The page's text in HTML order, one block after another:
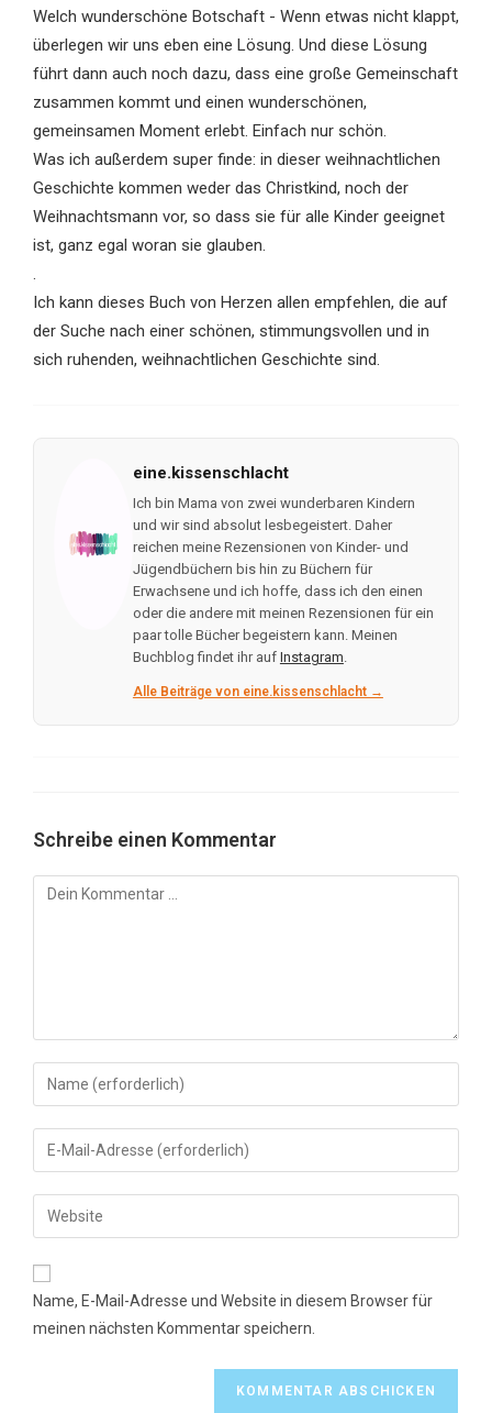
Welch wunderschöne Botschaft - Wenn etwas nicht klappt,
überlegen wir uns eben eine Lösung. Und diese Lösung
führt dann auch noch dazu, dass eine große Gemeinschaft
zusammen kommt und einen wunderschönen,
gemeinsamen Moment erlebt. Einfach nur schön.
Was ich außerdem super finde: in dieser weihnachtlichen
Geschichte kommen weder das Christkind, noch der
Weihnachtsmann vor, so dass sie für alle Kinder geeignet
ist, ganz egal woran sie glauben.
.
Ich kann dieses Buch von Herzen allen empfehlen, die auf
der Suche nach einer schönen, stimmungsvollen und in
sich ruhenden, weihnachtlichen Geschichte sind.
eine.kissenschlacht
Ich bin Mama von zwei wunderbaren Kindern
und wir sind absolut lesbegeistert. Daher
reichen meine Rezensionen von Kinder- und
Jügendbüchern bis hin zu Büchern für
Erwachsene und ich hoffe, dass ich den einen
oder die andere mit meinen Rezensionen für ein
paar tolle Bücher begeistern kann. Meinen
Buchblog findet ihr auf Instagram.
Alle Beiträge von eine.kissenschlacht →
Schreibe einen Kommentar
Kommentar
Gib
deinen
Namen
oder
zum
Kommentieren
ein
Gib
deine
E-
Mail-
zum
Kommentieren
ein
Gib
deine
Website-
Name, E-Mail-Adresse und Website in diesem Browser für
meinen nächsten Kommentar speichern.